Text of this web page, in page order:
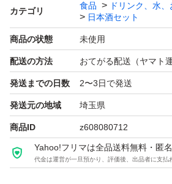
ておりません。ご了承ください。
・購入意思のない価格相談はお辞め
・20歳未満の方には販売しません。
・段ボールでの発送中に割れてしま
酒用のP箱で発送しております！
・段ボールご希望の際は購入後にメ
さい。
・配達日時のご希望がある方も購入
絡ください。
カテゴリ
食品 ドリンク、水、
日本酒セット
商品の状態 未使用
配送の方法 おてがる配送（ヤマト運
発送までの日数 2〜3日で発送
発送元の地域 埼玉県
商品ID z608080712
Yahoo!フリマは全品送料無料・匿
代金は運営が一旦預かり、評価後、出品者に支払